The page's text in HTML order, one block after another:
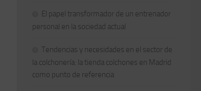
El papel transformador de un entrenador
personal en la sociedad actual
Tendencias y necesidades en el sector de
la colchonería: la tienda colchones en Madrid
como punto de referencia